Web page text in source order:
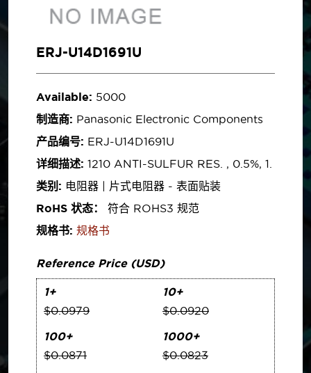
ERJ-U14D1691U
Available: 5000
制造商: Panasonic Electronic Components
产品编号: ERJ-U14D1691U
详细描述: 1210 ANTI-SULFUR RES. , 0.5%, 1.
类别: 电阻器 | 片式电阻器 - 表面贴装
RoHS 状态：
符合 ROHS3 规范
规格书: 规格书
Reference Price (USD)
1+
$0.0979
10+
$0.0920
100+
$0.0871
1000+
$0.0823